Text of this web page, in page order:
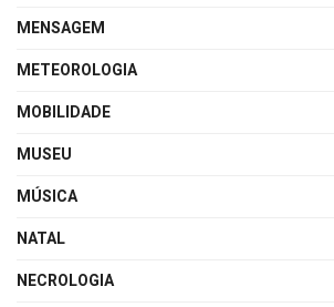
MENSAGEM
METEOROLOGIA
MOBILIDADE
MUSEU
MÚSICA
NATAL
NECROLOGIA